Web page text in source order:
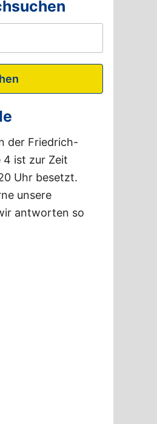
der Friedrich-
ist zur Zeit
Uhr besetzt.
unsere
antworten so